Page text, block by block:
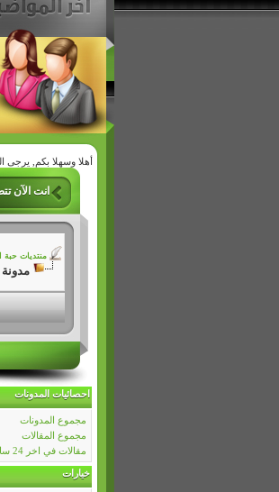
أهلا وسهلا بكم, يرجى
انت الآن
منتديات حبة
مدونة
احصائيات المدونات
مجموع المدونات
مجموع المقالات
مقالات في اخر 24 ساعة
خيارات